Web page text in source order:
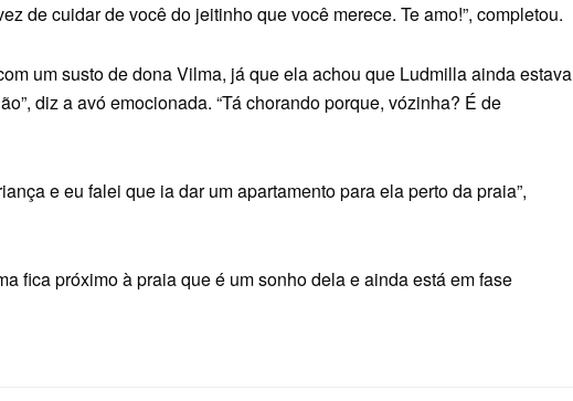
de cuidar de você do jeitinho que você merece. Te amo!”, completou.
um susto de dona Vilma, já que ela achou que Ludmilla ainda estava
diz a avó emocionada. “Tá chorando porque, vózinha? É de
e eu falei que ia dar um apartamento para ela perto da praia”,
fica próximo à praia que é um sonho dela e ainda está em fase